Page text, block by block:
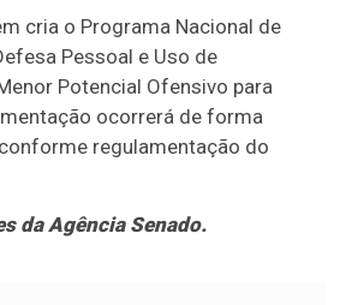
cria o Programa Nacional de
Pessoal e Uso de
Potencial Ofensivo para
ocorrerá de forma
regulamentação do
da Agência Senado.